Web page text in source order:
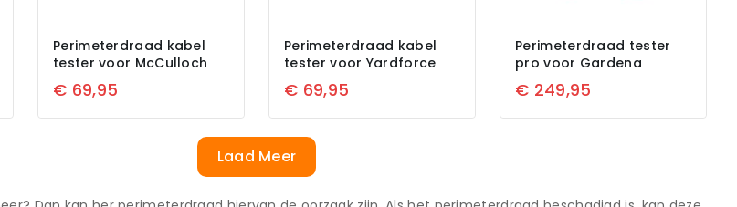
Perimeterdraad kabel
tester voor McCulloch
€ 69,95
Perimeterdraad kabel
tester voor Yardforce
€ 69,95
Perimeterdraad tester
pro voor Gardena
€ 249,95
Laad Meer